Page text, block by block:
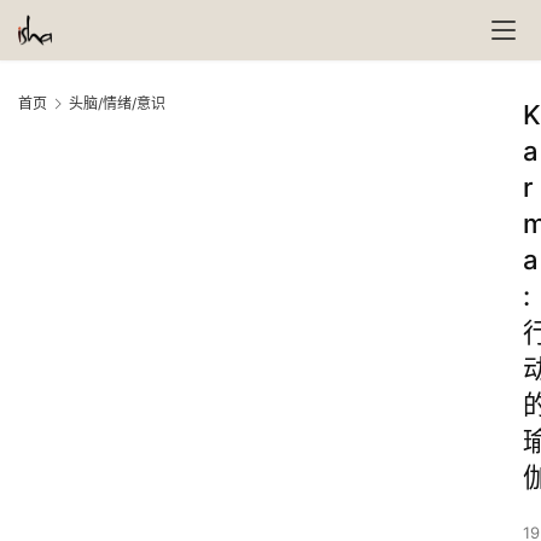
首页 头脑/情绪/意识
K
a
r
a
: